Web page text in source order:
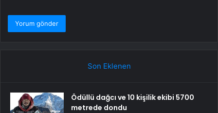
Son Eklenen
Ödüllü dağcı ve 10 kişilik ekibi 5700
metrede dondu